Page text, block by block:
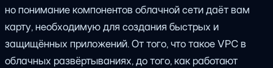
но понимание компонентов облачной сети даёт вам
карту, необходимую для создания быстрых и
защищённых приложений. От того, что такое VPC в
облачных развёртываниях, до того, как работают